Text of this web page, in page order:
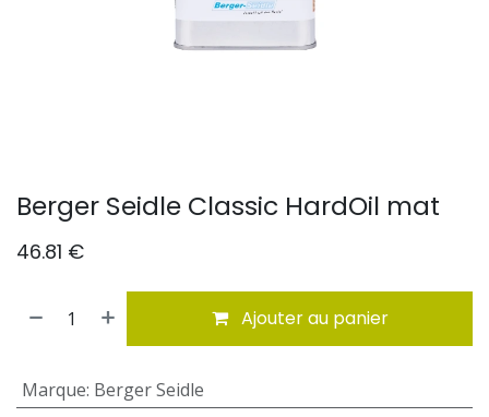
Berger Seidle Classic HardOil mat
46.81 €
Ajouter au panier
Marque: Berger Seidle